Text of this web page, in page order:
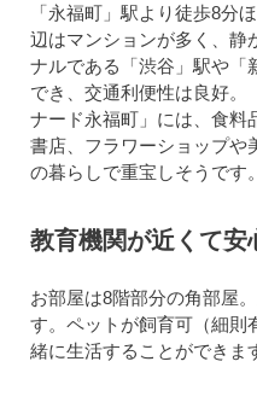
「永福町」駅より徒歩8分
辺はマンションが多く、静
ナルである「渋谷」駅や「
でき、交通利便性は良好。
ナード永福町」には、食料
書店、フラワーショップや
の暮らしで重宝しそうです。
教育機関が近くて安
お部屋は8階部分の角部屋
す。ペットが飼育可（細則
緒に生活することができま